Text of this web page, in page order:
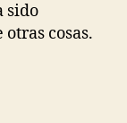
sido
cosas.